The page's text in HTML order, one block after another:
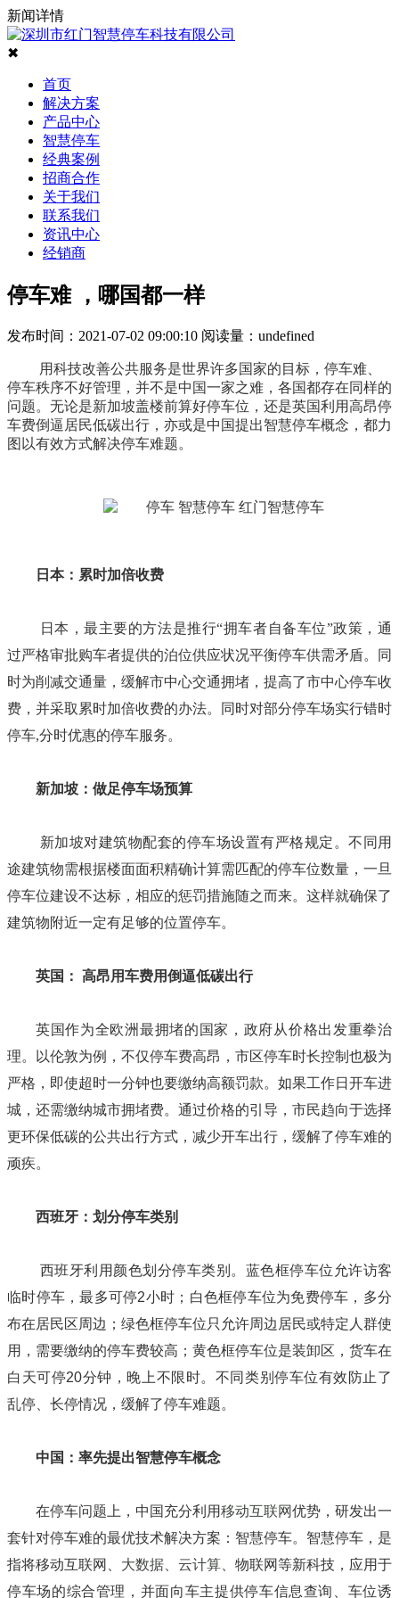
新闻详情
✖
首页
解决方案
产品中心
智慧停车
经典案例
招商合作
关于我们
联系我们
资讯中心
经销商
停车难 ，哪国都一样
发布时间：2021-07-02 09:00:10 阅读量： undefined
用科技改善公共服务是世界许多国家的目标，停车难、
停车秩序不好管理，并不是中国一家之难，各国都存在同样的
问题。无论是新加坡盖楼前算好停车位，还是英国利用高昂停
车费倒逼居民低碳出行，亦或是中国提出智慧停车概念，都力
图以有效方式解决停车难题。
日本：累时加倍收费
日本，最主要的方法是推行“拥车者自备车位”政策，通
过严格审批购车者提供的泊位供应状况平衡停车供需矛盾。同
时为削减交通量，缓解市中心交通拥堵，提高了市中心停车收
费，并采取累时加倍收费的办法。同时对部分停车场实行错时
停车,分时优惠的停车服务。
新加坡：做足停车场预算
新加坡对建筑物配套的停车场设置有严格规定。不同用
途建筑物需根据楼面面积精确计算需匹配的停车位数量，一旦
停车位建设不达标，相应的惩罚措施随之而来。这样就确保了
建筑物附近一定有足够的位置停车。
英国： 高昂用车费用倒逼低碳出行
英国作为全欧洲最拥堵的国家，政府从价格出发重拳治
理。以伦敦为例，不仅停车费高昂，市区停车时长控制也极为
严格，即使超时一分钟也要缴纳高额罚款。如果工作日开车进
城，还需缴纳城市拥堵费。通过价格的引导，市民趋向于选择
更环保低碳的公共出行方式，减少开车出行，缓解了停车难的
顽疾。
西班牙：划分停车类别
西班牙利用颜色划分停车类别。蓝色框停车位允许访客
临时停车，最多可停2小时；白色框停车位为免费停车，多分
布在居民区周边；绿色框停车位只允许周边居民或特定人群使
用，需要缴纳的停车费较高；黄色框停车位是装卸区，货车在
白天可停20分钟，晚上不限时。不同类别停车位有效防止了
乱停、长停情况，缓解了停车难题。
中国：率先提出智慧停车概念
在停车问题上，中国充分利用移动互联网优势，研发出一
套针对停车难的最优技术解决方案：智慧停车。 智慧停车，是
指将移动互联网、 大数据 云计算 、物联网等新科技，应用于
停车场的综合管理，并面向车主提供停车信息查询、车位诱